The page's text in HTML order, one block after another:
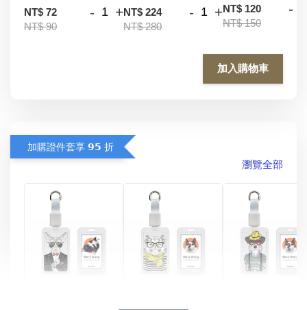
NT$ 72
NT$ 90
- +NT$ 224
NT$ 280
- +NT$ 120
NT$ 150
-
加入購物車
加購證件套享 𝟵𝟱 折
瀏覽全部